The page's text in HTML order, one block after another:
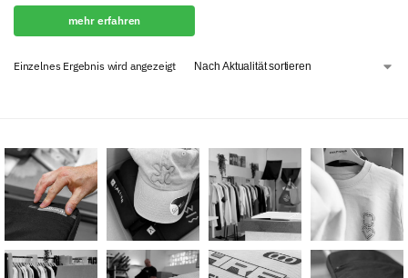
mehr erfahren
Einzelnes Ergebnis wird angezeigt